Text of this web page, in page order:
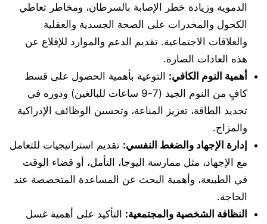
الدموية وزيادة خطر الإصابة بالسرطان، ومخاطر تعاطي
الكحول والمخدرات على الصحة الجسدية والعقلية
والعلاقات الاجتماعية. تقديم الدعم والموارد للإقلاع عن
هذه العادات الضارة.
أهمية النوم الكافي: التوعية بأهمية الحصول على قسط
كافٍ من النوم الجيد (7-9 ساعات للبالغين) ودوره في
تجديد الطاقة، تعزيز المناعة، وتحسين الوظائف الإدراكية
والمزاج.
إدارة الإجهاد والضغط النفسي: تقديم استراتيجيات للتعامل
مع الإجهاد، مثل ممارسة اليوجا، التأمل، أو قضاء الوقت
في الطبيعة، وأهمية البحث عن المساعدة المتخصصة عند
الحاجة.
النظافة الشخصية والمجتمعية: التأكيد على أهمية غسل